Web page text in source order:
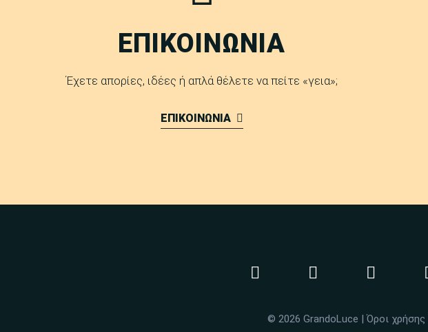
ΕΠΙΚΟΙΝΩΝΙΑ
Έχετε απορίες, ιδέες ή απλά θέλετε να πείτε «γεια»;
ΕΠΙΚΟΙΝΩΝΙΑ
© 2026 GrandoLuce |Όροι χρήσης